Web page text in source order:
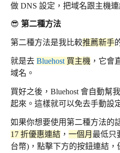
做 DNS 設定，把域名跟主機連
😎 第二種方法
第二種方法是我比較推薦新手
就是去 Bluehost 買主機 ，它會
域名。
買好之後，Bluehost 會自動幫
起來。這樣就可以免去手動設
如果你想要使用第二種方法的
17 折優惠連結 ， 一個月 最低只
台幣)，點擊下方的按鈕連結，